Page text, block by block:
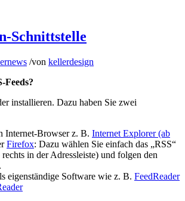
Schnittstelle
/von kellerdesign
Feeds?
installieren. Dazu haben Sie zwei
Internet-Browser z. B. Internet Explorer (ab
Firefox: Dazu wählen Sie einfach das „RSS“
in der Adressleiste) und folgen den
eigenständige Software wie z. B. FeedReader